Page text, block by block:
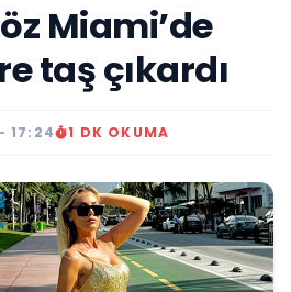
Miami’de
taş çıkardı
17:24 1 DK OKUMA